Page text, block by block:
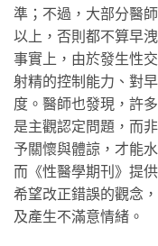
準；不過，大部分醫
以上，否則都不算早洩
事實上，由於發生性
射精的控制能力、對
度。醫師也發現，許
是主觀認定問題，而
予關懷與體諒，才能
而《性醫學期刊》提
希望改正錯誤的觀念
及產生不滿意情緒。